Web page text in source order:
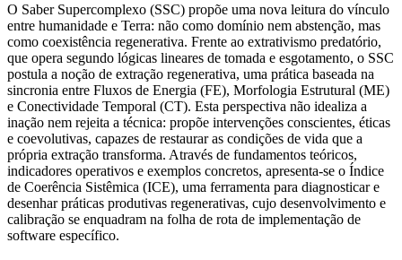
O Saber Supercomplexo (SSC) propõe uma nova leitura do vínculo
entre humanidade e Terra: não como domínio nem abstenção, mas
como coexistência regenerativa. Frente ao extrativismo predatório,
que opera segundo lógicas lineares de tomada e esgotamento, o SSC
postula a noção de extração regenerativa, uma prática baseada na
sincronia entre Fluxos de Energia (FE), Morfologia Estrutural (ME)
e Conectividade Temporal (CT). Esta perspectiva não idealiza a
inação nem rejeita a técnica: propõe intervenções conscientes, éticas
e coevolutivas, capazes de restaurar as condições de vida que a
própria extração transforma. Através de fundamentos teóricos,
indicadores operativos e exemplos concretos, apresenta-se o Índice
de Coerência Sistêmica (ICE), uma ferramenta para diagnosticar e
desenhar práticas produtivas regenerativas, cujo desenvolvimento e
calibração se enquadram na folha de rota de implementação de
software específico.